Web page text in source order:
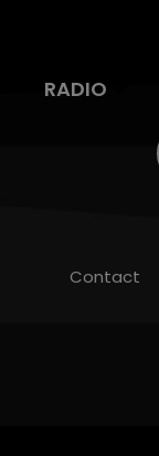
RADIO
Contact